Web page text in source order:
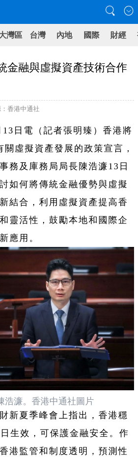
灣區 台灣 內地 國際 財經
金融與虛擬資產技術合作
香港中通社
日電（記者張明臻）香港將
虛擬資產發展的政策宣言，
務及庫務局局長陳浩濂13日
如何將傳統金融優勢與虛擬
結合，利用虛擬資產提高香
靈活性，鼓勵本地和國際企
應用。
浩濂。香港中通社圖片
新夏季峰會上指出，香港穩
生效，可保護金融安全。作
港監管和制度透明，預測性